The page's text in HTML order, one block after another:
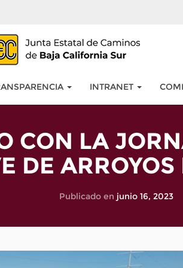
INTRANET
CON LA
DE
Publicado en junio 16, 2023